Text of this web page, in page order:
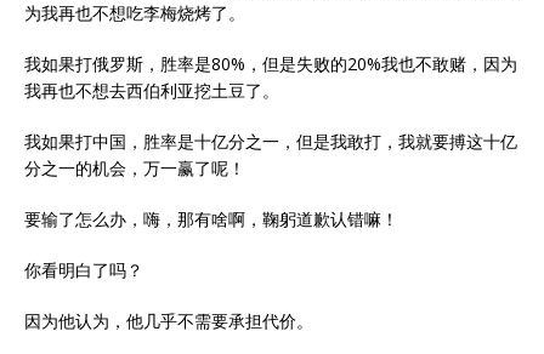
为我再也不想吃李梅烧烤了。
我如果打俄罗斯，胜率是80%，但是失败的20%我也不敢赌，因为
我再也不想去西伯利亚挖土豆了。
我如果打中国，胜率是十亿分之一，但是我敢打，我就要搏这十亿
分之一的机会，万一赢了呢！
要输了怎么办，嗨，那有啥啊，鞠躬道歉认错嘛！
你看明白了吗？
因为他认为，他几乎不需要承担代价。